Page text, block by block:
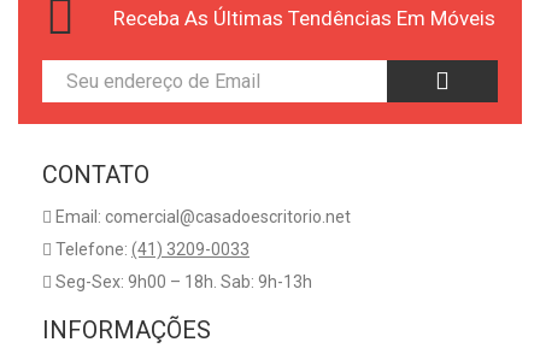
Receba As Últimas Tendências Em Móveis
CONTATO
Email: comercial@casadoescritorio.net
Telefone: (41) 3209-0033
Seg-Sex: 9h00 – 18h. Sab: 9h-13h
INFORMAÇÕES